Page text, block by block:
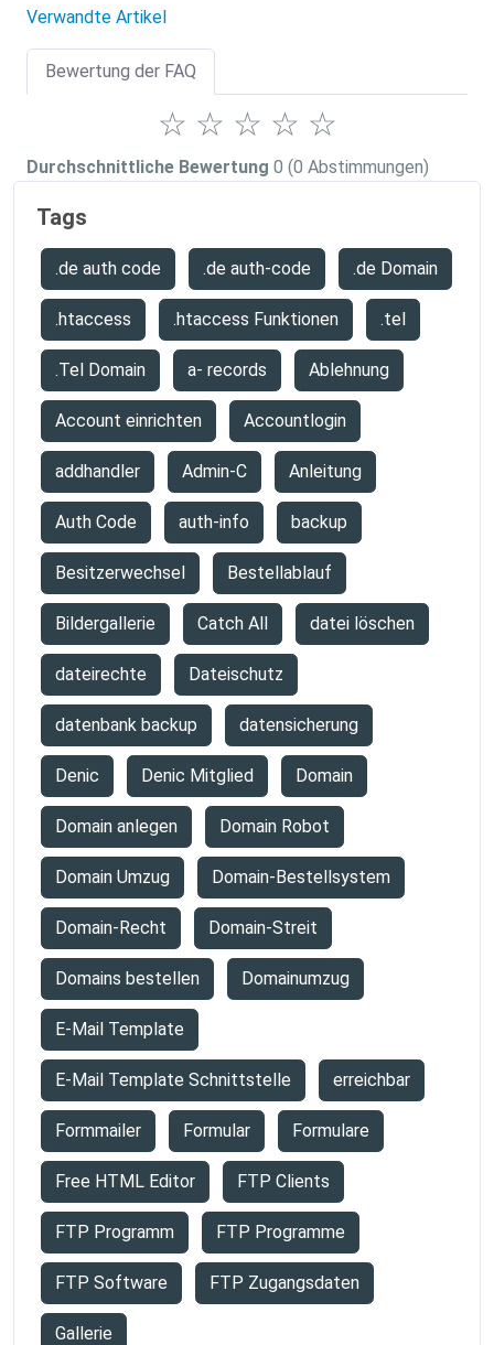
Verwandte Artikel
Bewertung der FAQ
☆
☆
☆
☆
☆
Durchschnittliche Bewertung 0 (0 Abstimmungen)
Tags
.de auth code .de auth-code .de Domain
.htaccess .htaccess Funktionen .tel
.Tel Domain a- records Ablehnung
Account einrichten Accountlogin
addhandler Admin-C Anleitung
Auth Code auth-info backup
Besitzerwechsel Bestellablauf
Bildergallerie Catch All datei löschen
dateirechte Dateischutz
datenbank backup datensicherung
Denic Denic Mitglied Domain
Domain anlegen Domain Robot
Domain Umzug Domain-Bestellsystem
Domain-Recht Domain-Streit
Domains bestellen Domainumzug
E-Mail Template
E-Mail Template Schnittstelle erreichbar
Formmailer Formular Formulare
Free HTML Editor FTP Clients
FTP Programm FTP Programme
FTP Software FTP Zugangsdaten
Gallerie